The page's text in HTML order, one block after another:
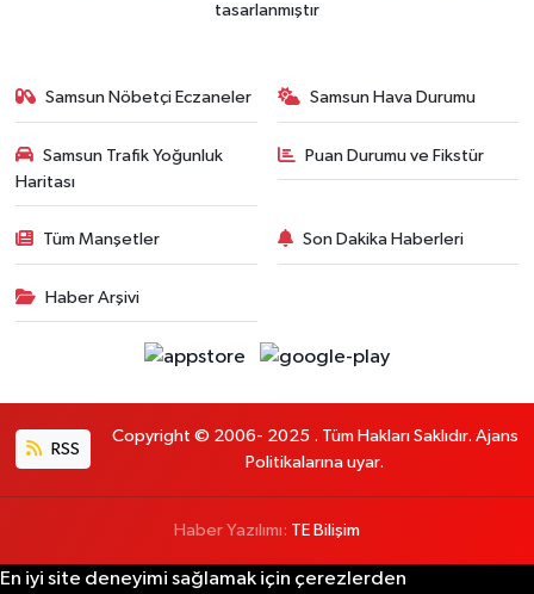
tasarlanmıştır
Samsun Nöbetçi Eczaneler Samsun Hava Durumu
Samsun Trafik Yoğunluk
Haritası
Puan Durumu ve Fikstür
Tüm Manşetler Son Dakika Haberleri
Haber Arşivi
RSS
Copyright © 2006- 2025 . Tüm Hakları Saklıdır. Ajans
Politikalarına uyar.
Haber Yazılımı: TE Bilişim
En iyi site deneyimi sağlamak için çerezlerden